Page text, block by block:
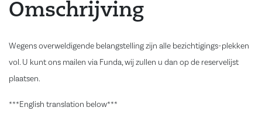
Omschrijving
Wegens overweldigende belangstelling zijn alle bezichtigings-plekken
vol. U kunt ons mailen via Funda, wij zullen u dan op de reservelijst
plaatsen.
***English translation below***